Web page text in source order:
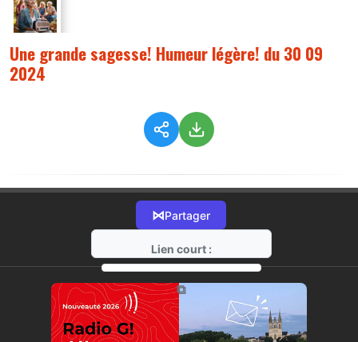
Une grande sagesse! Humeur légère! du 30 09
2024
⋈Partager
Lien court :
https://radio-g.fr?15423
⧉